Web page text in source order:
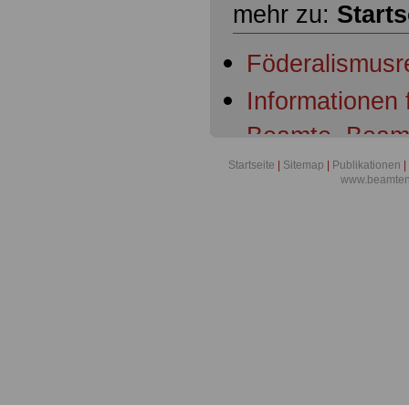
mehr zu:
Informationen
Beamte,
Startseite Sitemap Publikationen